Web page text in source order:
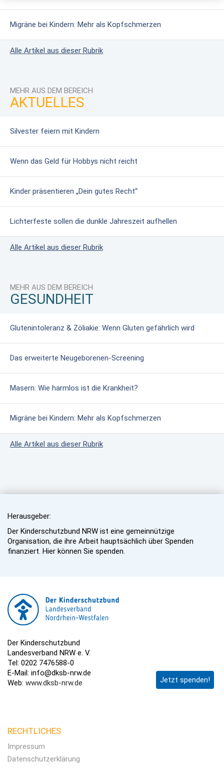
Migräne bei Kindern: Mehr als Kopfschmerzen
Alle Artikel aus dieser Rubrik
MEHR AUS DEM BEREICH
AKTUELLES
Silvester feiern mit Kindern
Wenn das Geld für Hobbys nicht reicht
Kinder präsentieren „Dein gutes Recht“
Lichterfeste sollen die dunkle Jahreszeit aufhellen
Alle Artikel aus dieser Rubrik
MEHR AUS DEM BEREICH
GESUNDHEIT
Glutenintoleranz & Zöliakie: Wenn Gluten gefährlich wird
Das erweiterte Neugeborenen-Screening
Masern: Wie harmlos ist die Krankheit?
Migräne bei Kindern: Mehr als Kopfschmerzen
Alle Artikel aus dieser Rubrik
Herausgeber:
Der Kinderschutzbund NRW ist eine gemeinnützige
Organisation, die ihre Arbeit hauptsächlich über Spenden
finanziert. Hier können Sie spenden.
Jetzt spenden!
Der Kinderschutzbund
Landesverband NRW e. V.
Tel: 0202 7476588-0
E-Mail: info@dksb-nrw.de
Web: www.dksb-nrw.de
RECHTLICHES
Impressum
Datenschutzerklärung